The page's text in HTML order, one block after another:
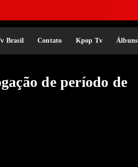
Brasil Contato Kpop Tv Álbuns
de período de